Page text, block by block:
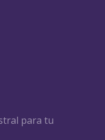
para tu